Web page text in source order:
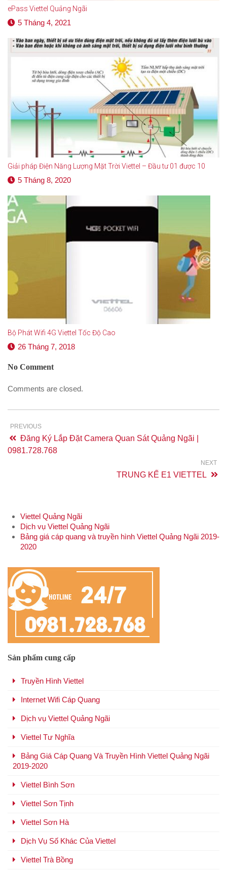
ePass Viettel Quảng Ngãi
5 Tháng 4, 2021
Giải pháp Điện Năng Lượng Mặt Trời Viettel – Đầu tư 01 được 10
5 Tháng 8, 2020
Bộ Phát Wifi 4G Viettel Tốc Độ Cao
26 Tháng 7, 2018
No Comment
Comments are closed.
PREVIOUS
Đăng Ký Lắp Đặt Camera Quan Sát Quảng Ngãi |
0981.728.768
NEXT
TRUNG KẾ E1 VIETTEL
Viettel Quảng Ngãi
Dịch vụ Viettel Quảng Ngãi
Bảng giá cáp quang và truyền hình Viettel Quảng Ngãi 2019-
2020
Sản phẩm cung cấp
Truyền Hình Viettel
Internet Wifi Cáp Quang
Dịch vụ Viettel Quảng Ngãi
Viettel Tư Nghĩa
Bảng Giá Cáp Quang Và Truyền Hình Viettel Quảng Ngãi
2019-2020
Viettel Bình Sơn
Viettel Sơn Tịnh
Viettel Sơn Hà
Dịch Vụ Số Khác Của Viettel
Viettel Trà Bồng